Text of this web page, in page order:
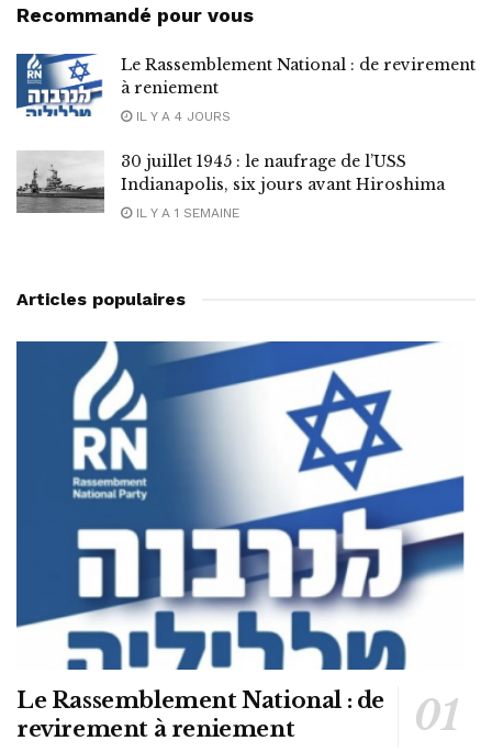
Recommandé pour vous
Le Rassemblement National : de revirement
à reniement
IL Y A 4 JOURS
30 juillet 1945 : le naufrage de l’USS
Indianapolis, six jours avant Hiroshima
IL Y A 1 SEMAINE
Articles populaires
Le Rassemblement National : de
revirement à reniement